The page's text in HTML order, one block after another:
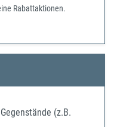
Rabattaktionen.
(z.B.